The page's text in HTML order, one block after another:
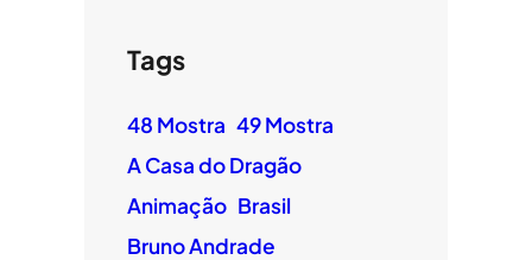
Tags
48 Mostra 49 Mostra
A Casa do Dragão
Animação Brasil
Bruno Andrade